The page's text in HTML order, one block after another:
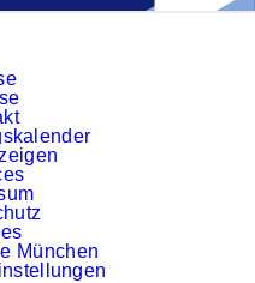
München